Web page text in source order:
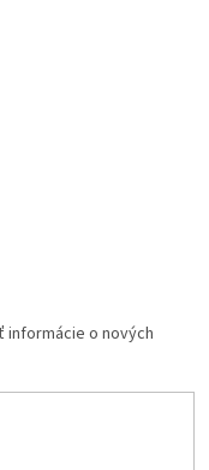
informácie o nových